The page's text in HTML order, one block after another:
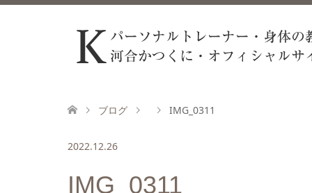
ブログ IMG_0311
2022.12.26
IMG_0311